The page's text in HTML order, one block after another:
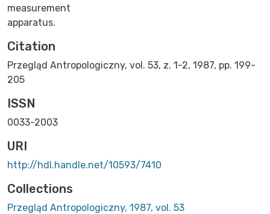
measurement
apparatus.
Citation
Przegląd Antropologiczny, vol. 53, z. 1-2, 1987, pp. 199-
205
ISSN
0033-2003
URI
http://hdl.handle.net/10593/7410
Collections
Przegląd Antropologiczny, 1987, vol. 53